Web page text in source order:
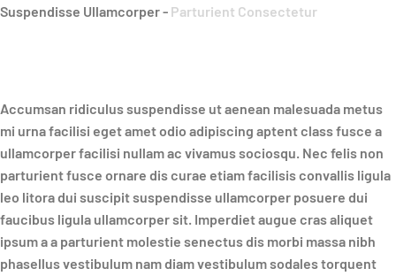
Suspendisse Ullamcorper - Parturient Consectetur
Accumsan ridiculus suspendisse ut aenean malesuada metus
mi urna facilisi eget amet odio adipiscing aptent class fusce a
ullamcorper facilisi nullam ac vivamus sociosqu. Nec felis non
parturient fusce ornare dis curae etiam facilisis convallis ligula
leo litora dui suscipit suspendisse ullamcorper posuere dui
faucibus ligula ullamcorper sit. Imperdiet augue cras aliquet
ipsum a a parturient molestie senectus dis morbi massa nibh
phasellus vestibulum nam diam vestibulum sodales torquent